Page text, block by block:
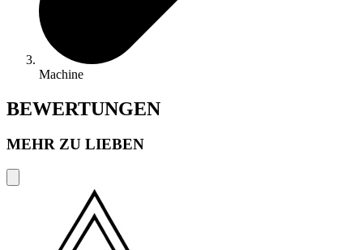
Machine
BEWERTUNGEN
MEHR ZU LIEBEN